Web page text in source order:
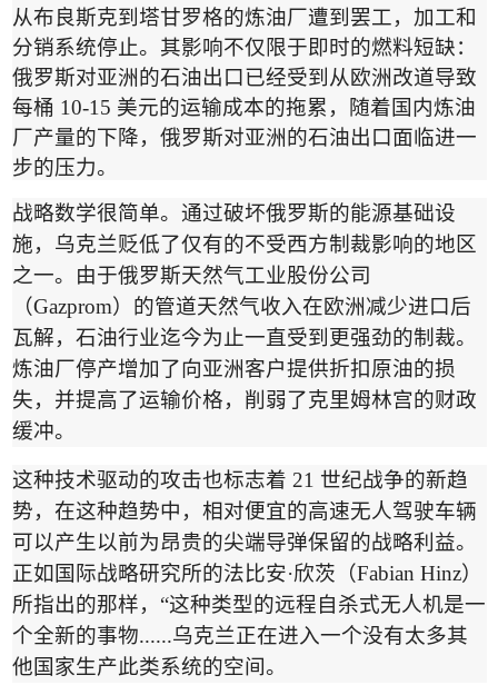
从布良斯克到塔甘罗格的炼油厂遭到罢工，加工和
分销系统停止。其影响不仅限于即时的燃料短缺：
俄罗斯对亚洲的石油出口已经受到从欧洲改道导致
每桶 10-15 美元的运输成本的拖累，随着国内炼油
厂产量的下降，俄罗斯对亚洲的石油出口面临进一
步的压力。
战略数学很简单。通过破坏俄罗斯的能源基础设
施，乌克兰贬低了仅有的不受西方制裁影响的地区
之一。由于俄罗斯天然气工业股份公司
（Gazprom）的管道天然气收入在欧洲减少进口后
瓦解，石油行业迄今为止一直受到更强劲的制裁。
炼油厂停产增加了向亚洲客户提供折扣原油的损
失，并提高了运输价格，削弱了克里姆林宫的财政
缓冲。
这种技术驱动的攻击也标志着 21 世纪战争的新趋
势，在这种趋势中，相对便宜的高速无人驾驶车辆
可以产生以前为昂贵的尖端导弹保留的战略利益。
正如国际战略研究所的法比安·欣茨（Fabian Hinz）
所指出的那样， “这种类型的远程自杀式无人机是一
个全新的事物......乌克兰正在进入一个没有太多其
他国家生产此类系统的空间。